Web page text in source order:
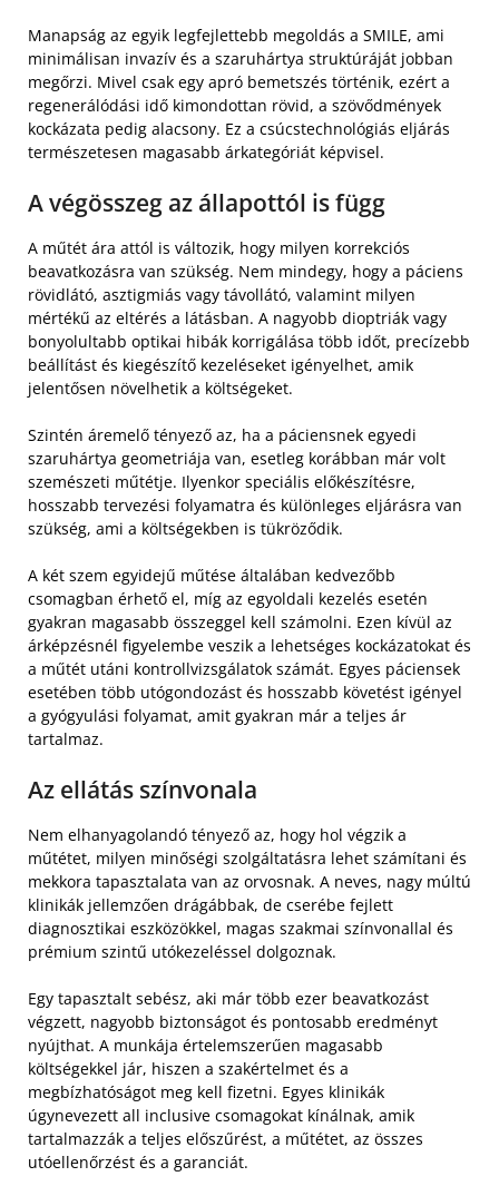
Manapság az egyik legfejlettebb megoldás a SMILE, ami
minimálisan invazív és a szaruhártya struktúráját jobban
megőrzi. Mivel csak egy apró bemetszés történik, ezért a
regenerálódási idő kimondottan rövid, a szövődmények
kockázata pedig alacsony. Ez a csúcstechnológiás eljárás
természetesen magasabb árkategóriát képvisel.
A végösszeg az állapottól is függ
A műtét ára attól is változik, hogy milyen korrekciós
beavatkozásra van szükség. Nem mindegy, hogy a páciens
rövidlátó, asztigmiás vagy távollátó, valamint milyen
mértékű az eltérés a látásban. A nagyobb dioptriák vagy
bonyolultabb optikai hibák korrigálása több időt, precízebb
beállítást és kiegészítő kezeléseket igényelhet, amik
jelentősen növelhetik a költségeket.
Szintén áremelő tényező az, ha a páciensnek egyedi
szaruhártya geometriája van, esetleg korábban már volt
szemészeti műtétje. Ilyenkor speciális előkészítésre,
hosszabb tervezési folyamatra és különleges eljárásra van
szükség, ami a költségekben is tükröződik.
A két szem egyidejű műtése általában kedvezőbb
csomagban érhető el, míg az egyoldali kezelés esetén
gyakran magasabb összeggel kell számolni. Ezen kívül az
árképzésnél figyelembe veszik a lehetséges kockázatokat és
a műtét utáni kontrollvizsgálatok számát. Egyes páciensek
esetében több utógondozást és hosszabb követést igényel
a gyógyulási folyamat, amit gyakran már a teljes ár
tartalmaz.
Az ellátás színvonala
Nem elhanyagolandó tényező az, hogy hol végzik a
műtétet, milyen minőségi szolgáltatásra lehet számítani és
mekkora tapasztalata van az orvosnak. A neves, nagy múltú
klinikák jellemzően drágábbak, de cserébe fejlett
diagnosztikai eszközökkel, magas szakmai színvonallal és
prémium szintű utókezeléssel dolgoznak.
Egy tapasztalt sebész, aki már több ezer beavatkozást
végzett, nagyobb biztonságot és pontosabb eredményt
nyújthat. A munkája értelemszerűen magasabb
költségekkel jár, hiszen a szakértelmet és a
megbízhatóságot meg kell fizetni. Egyes klinikák
úgynevezett all inclusive csomagokat kínálnak, amik
tartalmazzák a teljes előszűrést, a műtétet, az összes
utóellenőrzést és a garanciát.